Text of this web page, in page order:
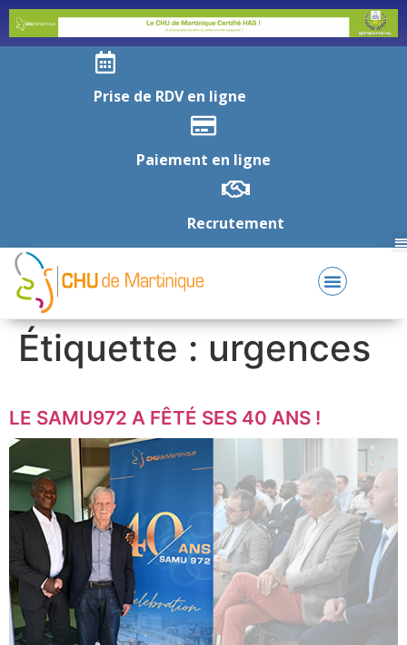
Prise de RDV en ligne
Paiement en ligne
Recrutement
Étiquette : urgences
LE SAMU972 A FÊTÉ SES 40 ANS !